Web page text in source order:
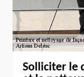
Solliciter le